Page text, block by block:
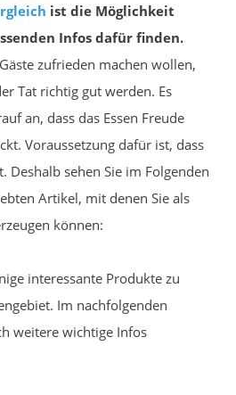
ist die Möglichkeit
Infos dafür finden.
zufrieden machen wollen,
Tat richtig gut werden. Es
an, dass das Essen Freude
Voraussetzung dafür ist, dass
Deshalb sehen Sie im Folgenden
Artikel, mit denen Sie als
können:
interessante Produkte zu
Im nachfolgenden
weitere wichtige Infos